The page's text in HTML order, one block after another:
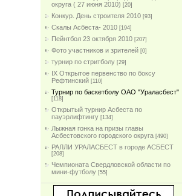
округа ( 27 июня 2010) [20]
Конкур. День строителя 2010 [93]
Скалы Асбеста- 2010 [194]
Пейнтбол 23 октября 2010 [207]
Фото участников и зрителей [0]
турнир по стритболу [29]
IX Открытое первенство по боксу
Рефтинский [110]
Турнир по баскетболу ОАО "Ураласбест"
[118]
Открытый турнир Асбеста по
пауэрлифтингу [134]
Лыжная гонка на призы главы
Асбестовского городского округа [490]
РАЛЛИ УРАЛАСБЕСТ в городе АСБЕСТ
[208]
Чемпионата Свердловской области по
мини-футболу [55]